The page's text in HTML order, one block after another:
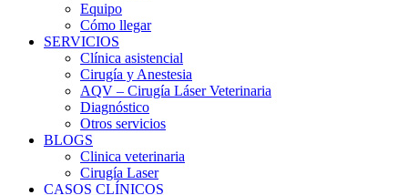
Equipo
Cómo llegar
SERVICIOS
Clínica asistencial
Cirugía y Anestesia
AQV – Cirugía Láser Veterinaria
Diagnóstico
Otros servicios
BLOGS
Clinica veterinaria
Cirugía Laser
CASOS CLÍNICOS